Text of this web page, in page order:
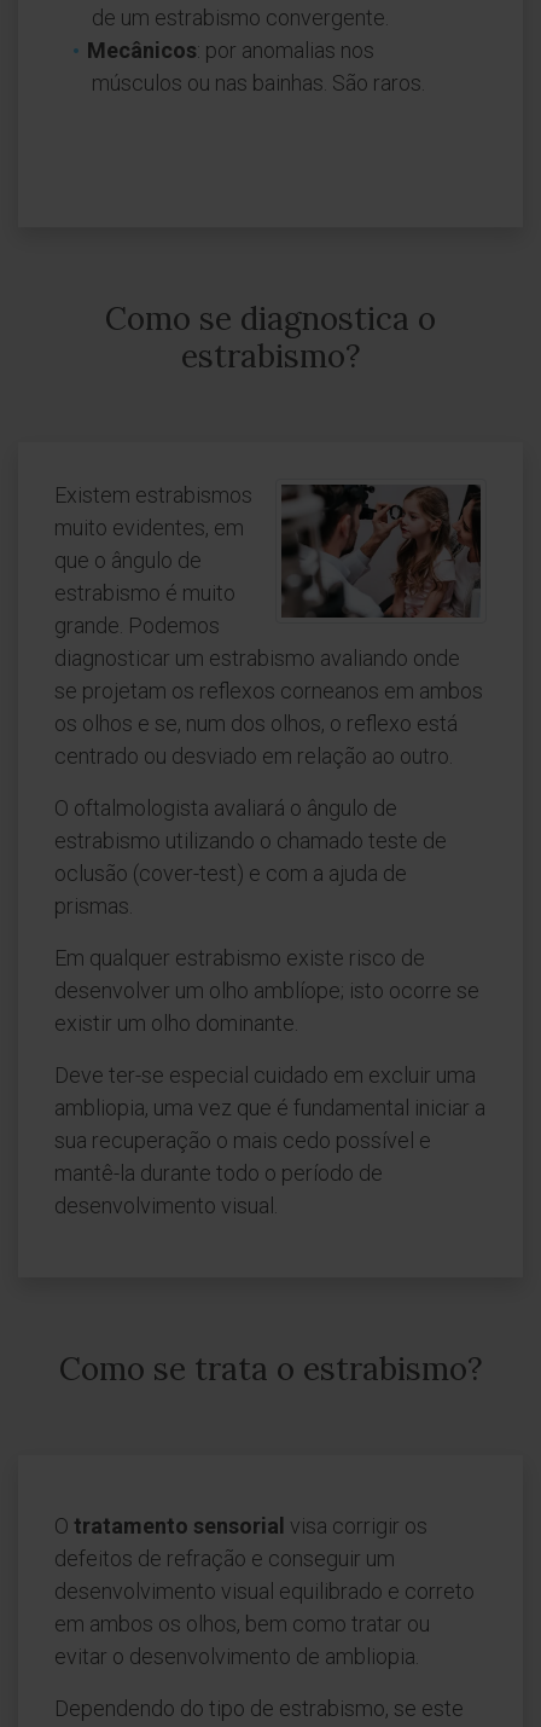
de um estrabismo convergente.
Mecânicos: por anomalias nos
músculos ou nas bainhas. São raros.
Como se diagnostica o
estrabismo?
Existem estrabismos
muito evidentes, em
que o ângulo de
estrabismo é muito
grande. Podemos
diagnosticar um estrabismo avaliando onde
se projetam os reflexos corneanos em ambos
os olhos e se, num dos olhos, o reflexo está
centrado ou desviado em relação ao outro.
O oftalmologista avaliará o ângulo de
estrabismo utilizando o chamado teste de
oclusão (cover-test) e com a ajuda de
prismas.
Em qualquer estrabismo existe risco de
desenvolver um olho amblíope; isto ocorre se
existir um olho dominante.
Deve ter-se especial cuidado em excluir uma
ambliopia, uma vez que é fundamental iniciar a
sua recuperação o mais cedo possível e
mantê-la durante todo o período de
desenvolvimento visual.
Como se trata o estrabismo?
O tratamento sensorial visa corrigir os
defeitos de refração e conseguir um
desenvolvimento visual equilibrado e correto
em ambos os olhos, bem como tratar ou
evitar o desenvolvimento de ambliopia.
Dependendo do tipo de estrabismo, se este